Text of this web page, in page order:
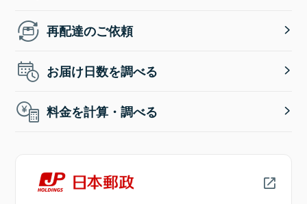
再配達のご依頼
お届け日数を調べる
料金を計算・調べる